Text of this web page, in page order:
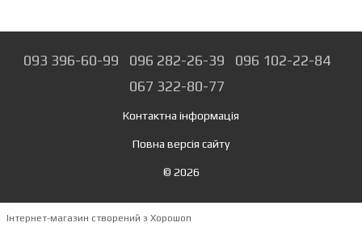
093 396-60-99 096 282-26-39
096 102-22-84
067 322-80-77
Контактна інформація
Повна версія сайту
© 2026
Інтернет-магазин створений з Хорошоп